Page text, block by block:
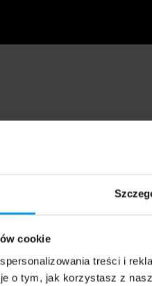
cookie
treści i
o tym, jak korzystasz z